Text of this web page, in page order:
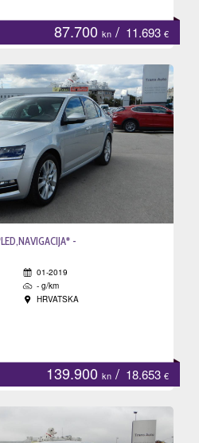
87.700 kn / 11.693 €
-
01-2019
- g/km
HRVATSKA
139.900 kn / 18.653 €